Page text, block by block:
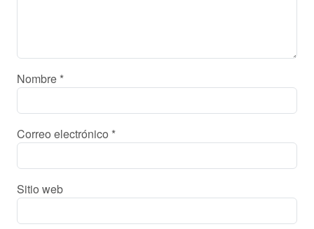
Nombre *
Correo electrónico *
Sitio web